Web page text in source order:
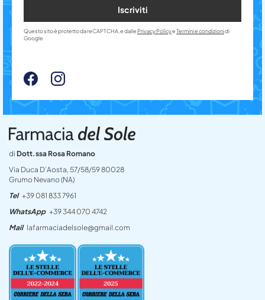
di Dott.ssa Rosa Romano
Via Duca D’Aosta, 57/58/59 80028
Grumo Nevano (NA)
Tel +39 081 833 7961
WhatsApp +39 344 070 4742
Mail lafarmaciadelsole@gmail.com
Iscriviti
Questo sito è protetto da reCAPTCHA, e dalle Privacy PolicyeTermini e condizionidi
Google